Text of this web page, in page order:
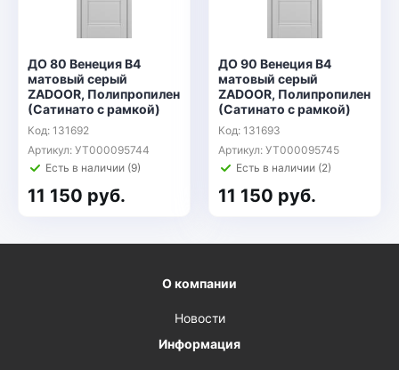
ДО 80 Венеция В4
матовый серый
ZADOOR, Полипропилен
(Сатинато с рамкой)
Код: 131692
Артикул: УТ000095744
Есть в наличии (9)
11 150 руб.
ДО 90 Венеция В4
матовый серый
ZADOOR, Полипропилен
(Сатинато с рамкой)
Код: 131693
Артикул: УТ000095745
Есть в наличии (2)
11 150 руб.
О компании
Новости
Информация